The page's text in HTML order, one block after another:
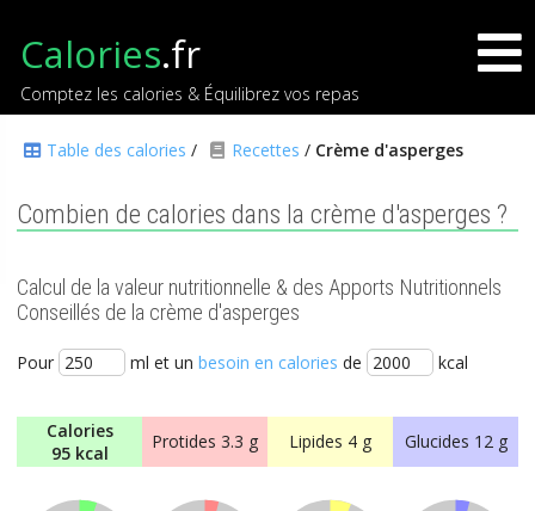
Calories.fr
Comptez les calories & Équilibrez vos repas
Table des calories / Recettes / Crème d'asperges
Combien de calories dans la crème d'asperges ?
Calcul de la valeur nutritionnelle & des Apports Nutritionnels
Conseillés de la crème d'asperges
Pour ml et un besoin en calories de kcal
Calories
95 kcal
Protides 3.3 g Lipides 4 g Glucides 12 g